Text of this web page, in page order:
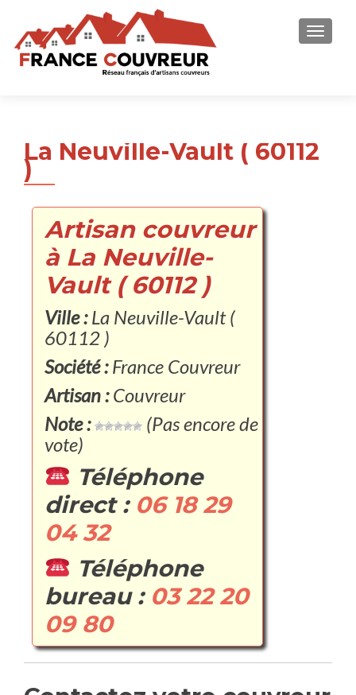
La Neuville-Vault ( 60112
)
Artisan couvreur
à La Neuville-
Vault ( 60112 )
Ville :La Neuville-Vault (
60112 )
Société :France Couvreur
Artisan :Couvreur
Note :
(Pas encore de
vote)
Téléphone
direct : 06 18 29
04 32
Téléphone
bureau : 03 22 20
09 80